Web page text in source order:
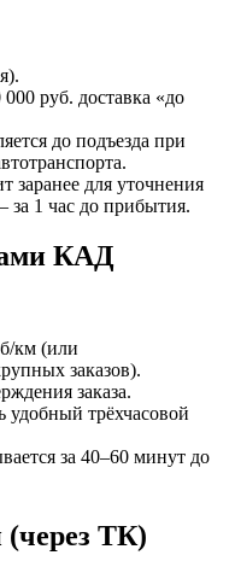
руб. доставка «до
до подъезда при
заранее для уточнения
за 1 час до прибытия.
КАД
км (или
заказов).
заказа.
удобный трёхчасовой
за 40–60 минут до
(через ТК)